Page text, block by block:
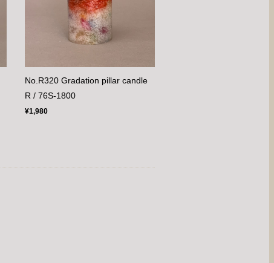
No.R320 Gradation pillar candle
R / 76S-1800
¥1,980